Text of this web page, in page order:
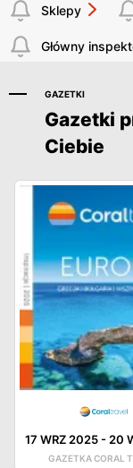
Sklepy
Główny
GAZETKI
Gazetki
Ciebie
17 WRZ 2025- 20
GAZETKA CORAL